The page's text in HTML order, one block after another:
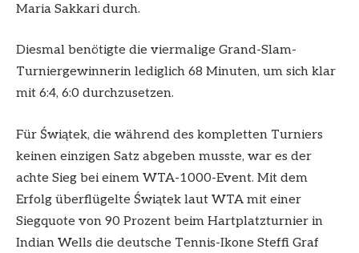
Maria Sakkari durch.
Diesmal benötigte die viermalige Grand-Slam-
Turniergewinnerin lediglich 68 Minuten, um sich klar
mit 6:4, 6:0 durchzusetzen.
Für Świątek, die während des kompletten Turniers
keinen einzigen Satz abgeben musste, war es der
achte Sieg bei einem WTA-1000-Event. Mit dem
Erfolg überflügelte Świątek laut WTA mit einer
Siegquote von 90 Prozent beim Hartplatzturnier in
Indian Wells die deutsche Tennis-Ikone Steffi Graf